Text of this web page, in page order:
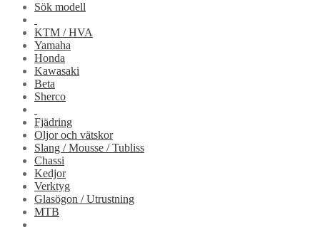
Sök modell
KTM / HVA
Yamaha
Honda
Kawasaki
Beta
Sherco
Fjädring
Oljor och vätskor
Slang / Mousse / Tubliss
Chassi
Kedjor
Verktyg
Glasögon / Utrustning
MTB